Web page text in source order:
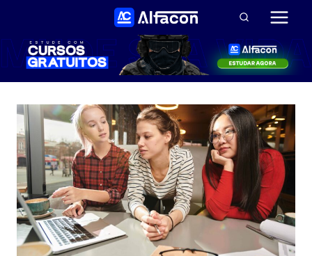
Conteúdo